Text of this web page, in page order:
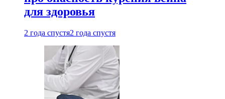
для здоровья
2 года спустя2 года спустя